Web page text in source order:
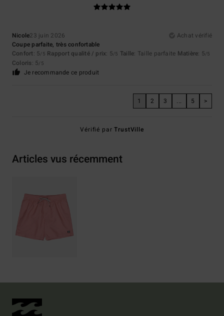
Nicole23 juin 2026
Achat vérifié
Coupe parfaite, très confortable
Confort: 5/5 Rapport qualité / prix: 5/5 Taille: Taille parfaite Matière: 5/5
Coloris: 5/5
Je recommande ce produit
1 2 3 ... 5 >
Vérifié parTrustVille
Articles vus récemment